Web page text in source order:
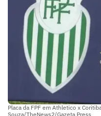
Placa da FPF em Athletico x
Souza/TheNews2/Gazeta Press